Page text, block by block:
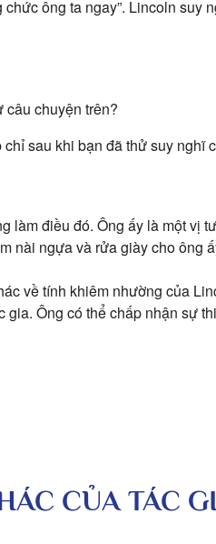
ông ta ngay”. Lincoln suy
câu chuyện trên?
sau khi bạn đã thử suy nghĩ
làm điều đó. Ông ấy là một vị
nài ngựa và rửa giày cho ông
về tính khiêm nhường của
gia. Ông có thể chấp nhận sự
CỦA TÁC